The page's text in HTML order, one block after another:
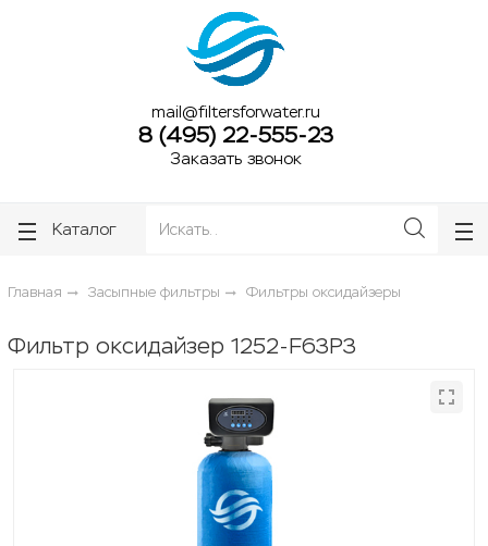
mail@filtersforwater.ru
8 (495) 22-555-23
Заказать звонок
Каталог
Главная Засыпные фильтры Фильтры оксидайзеры
Фильтр оксидайзер 1252-F63P3